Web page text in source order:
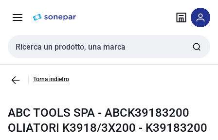
navigazione alla
Cerca input
Torna indietro
ABC TOOLS SPA - ABCK39183200
OLIATORI K3918/3X200 - K39183200